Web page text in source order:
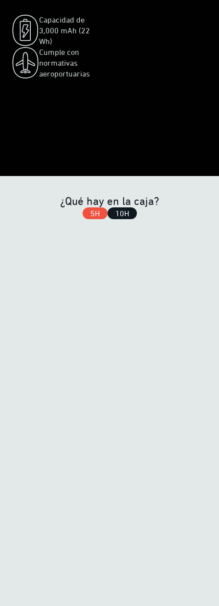
Capacidad de
3,000 mAh (22
Wh)
Cumple con
normativas
aeroportuarias
¿Qué hay en la caja?
5H 10H